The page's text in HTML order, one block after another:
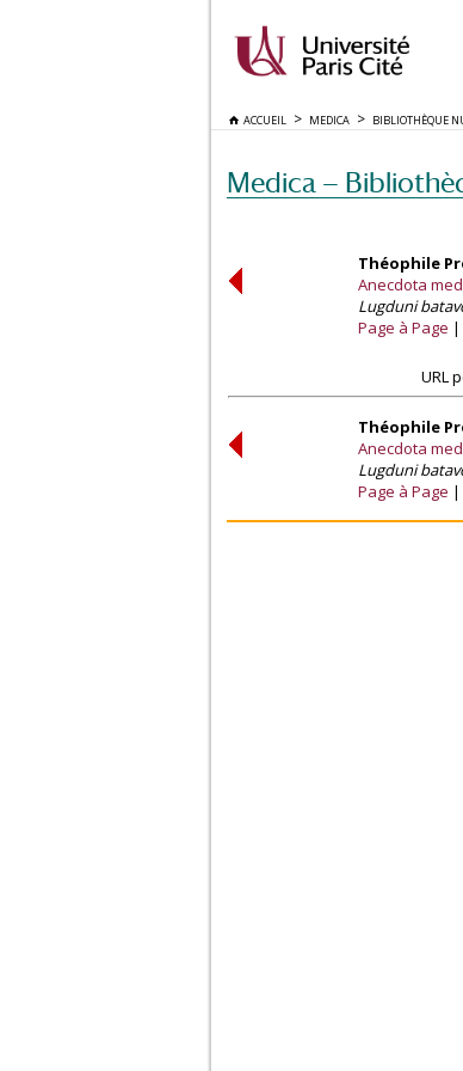
ACCUEIL MEDICA BIBLIOTHÈQUE
Medica —
Théophile
Anecdota
Lugduni
Page à Page
URL
Théophile
Anecdota
Lugduni
Page à Page